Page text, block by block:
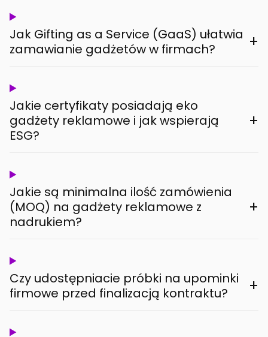
Jak Gifting as a Service (GaaS) ułatwia
zamawianie gadżetów w firmach?
+
Jakie certyfikaty posiadają eko
gadżety reklamowe i jak wspierają
ESG?
+
Jakie są minimalna ilość zamówienia
(MOQ) na gadżety reklamowe z
nadrukiem?
+
Czy udostępniacie próbki na upominki
firmowe przed finalizacją kontraktu?
+